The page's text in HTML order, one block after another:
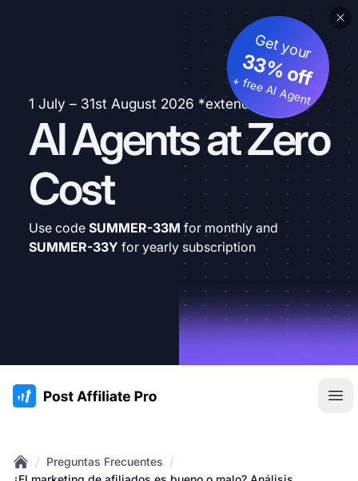
1 July – 31st August 2026 *extended
AI Agents at Zero
Cost
Get your
33% off
+ free AI Agent
Use code SUMMER-33M for monthly and
SUMMER-33Y for yearly subscription
:site.title
/ Preguntas Frecuentes /